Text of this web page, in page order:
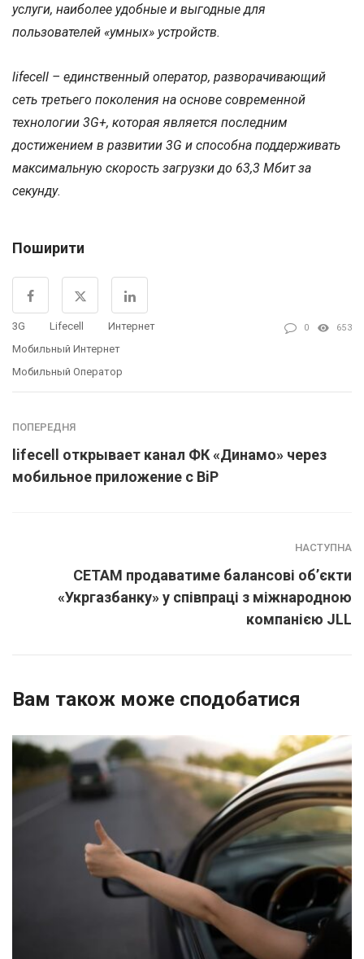
услуги, наиболее удобные и выгодные для
пользователей «умных» устройств.
lifecell – единственный оператор, разворачивающий
сеть третьего поколения на основе современной
технологии 3G+, которая является последним
достижением в развитии 3G и способна поддерживать
максимальную скорость загрузки до 63,3 Мбит за
секунду.
Поширити
3G Lifecell
Интернет
Мобильный Интернет
Мобильный Оператор
0 653
ПОПЕРЕДНЯ
lifecell открывает канал ФК «Динамо» через
мобильное приложение с BiP
НАСТУПНА
СЕТАМ продаватиме балансові об’єкти
«Укргазбанку» у співпраці з міжнародною
компанією JLL
Вам також може сподобатися